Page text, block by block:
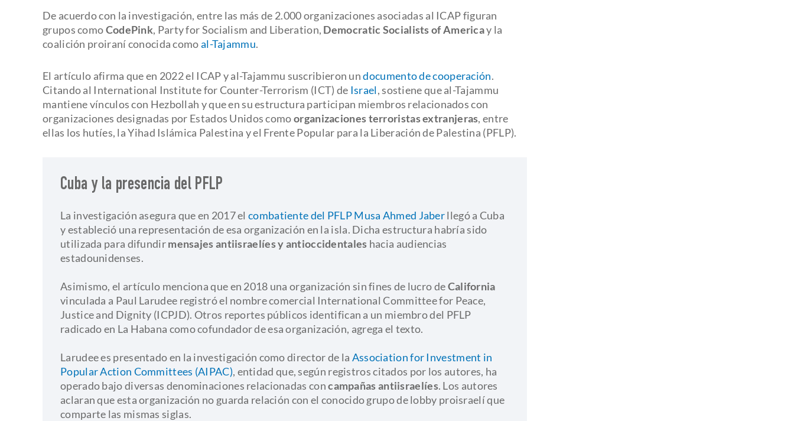
De acuerdo con la investigación, entre las más de 2.000 organizaciones asociadas al ICAP figuran
grupos comoCodePink, Party for Socialism and Liberation, Democratic Socialists of Americay la
coalición proiraní conocida comoal-Tajammu.
El artículo afirma que en 2022 el ICAP y al-Tajammu suscribieron undocumento de cooperación.
Citando al International Institute for Counter-Terrorism (ICT) de Israel, sostiene que al-Tajammu
mantiene vínculos con Hezbollah y que en su estructura participan miembros relacionados con
organizaciones designadas por Estados Unidos comoorganizaciones terroristas extranjeras, entre
ellas los hutíes, la Yihad Islámica Palestina y el Frente Popular para la Liberación de Palestina (PFLP).
Cuba y la presencia del PFLP
La investigación asegura que en 2017 el combatiente del PFLP Musa Ahmed Jaberllegó a Cuba
y estableció una representación de esa organización en la isla. Dicha estructura habría sido
utilizada para difundirmensajes antiisraelíes y antioccidentales hacia audiencias
estadounidenses.
​Asimismo, el artículo menciona que en 2018 una organización sin fines de lucro deCalifornia
vinculada a Paul Larudee registró el nombre comercial International Committee for Peace,
Justice and Dignity (ICPJD). Otros reportes públicos identifican a un miembro del PFLP
radicado en La Habana como cofundador de esa organización, agrega el texto.
​Larudee es presentado en la investigación como director de la Association for Investment in
Popular Action Committees (AIPAC), entidad que, según registros citados por los autores, ha
operado bajo diversas denominaciones relacionadas concampañas antiisraelíes. Los autores
aclaran que esta organización no guarda relación con el conocido grupo de lobby proisraelí que
comparte las mismas siglas.